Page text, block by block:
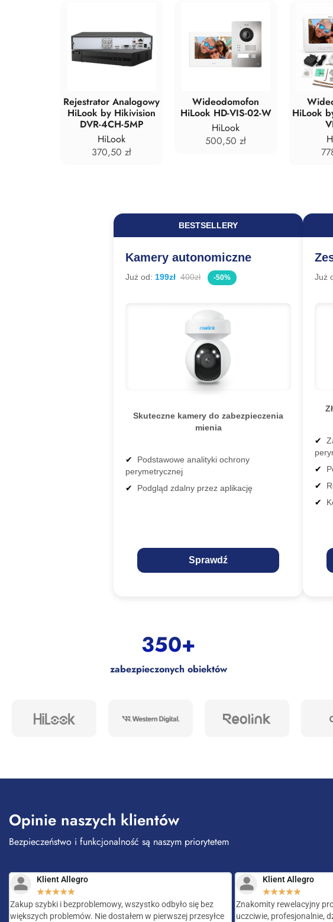
Rejestrator Analogowy
HiLook by Hikivision
DVR-4CH-5MP
HiLook
370,50zł
Wideodomofon
HiLook HD-VIS-02-W
HiLook
500,50zł
HiLook
BESTSELLERY
Kamery autonomiczne
Już od: 199zł 400zł -50%
Skuteczne kamery do zabezpieczenia
mienia
Podstawowe analityki ochrony
perymetrycznej
Podgląd zdalny przez aplikację
Sprawdź
Już
350+
zabezpieczonych obiektów
Opinie naszych klientów
Bezpieczeństwo i funkcjonalność są naszym priorytetem
Klient Allegro
★★★★★
Zakup szybki i bezproblemowy, wszystko odbyło się bez
większych problemów. Nie dostałem w pierwszej przesyłce
Klient Allegro
★★★★★
Znakomity rewelacyjny
uczciwie, profesjonalnie,